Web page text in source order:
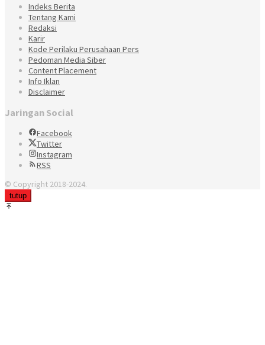
Indeks Berita
Tentang Kami
Redaksi
Karir
Kode Perilaku Perusahaan Pers
Pedoman Media Siber
Content Placement
Info Iklan
Disclaimer
Jaringan Social
Facebook
Twitter
Instagram
RSS
© Copyright 2018-2024.
tutup